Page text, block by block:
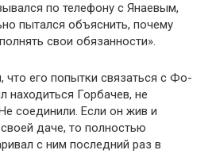
по телефону с Янаевым,
пытался объяснить, почему
свои обязанности».
что его попытки связаться с Фо-
Горбачев, не
соединили. Если он жив и
даче, то полностью
с ним последний раз в